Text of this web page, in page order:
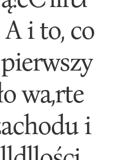
i to, co
wa,rte
i